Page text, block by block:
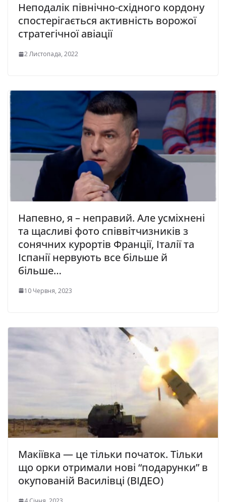
Неподалік північно-східного кордону
спостерігається активність ворожої
стратегічної авіації
2 Листопада, 2022
Напевно, я – неправий. Але усміхнені
та щасливі фото співвітчизників з
сонячних курортів Франції, Італії та
Іспанії нервують все більше й
більше…
10 Червня, 2023
Макіївка — це тільки початок. Тільки
що орки отpимали нові “подаpунки” в
окупованій Василівці (ВІДЕО)